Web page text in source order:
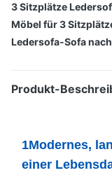
3 Sitzplätze
Möbel für 3
Ledersofa-Sofa
Produkt-
1Modernes,
einer